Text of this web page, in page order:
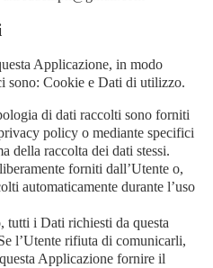
Applicazione, in modo
sono: Cookie e Dati di utilizzo.
di dati raccolti sono forniti
policy o mediante specifici
della raccolta dei dati stessi.
forniti dall’Utente o,
automaticamente durante l’uso
tutti i Dati richiesti da questa
l’Utente rifiuta di comunicarli,
Applicazione fornire il